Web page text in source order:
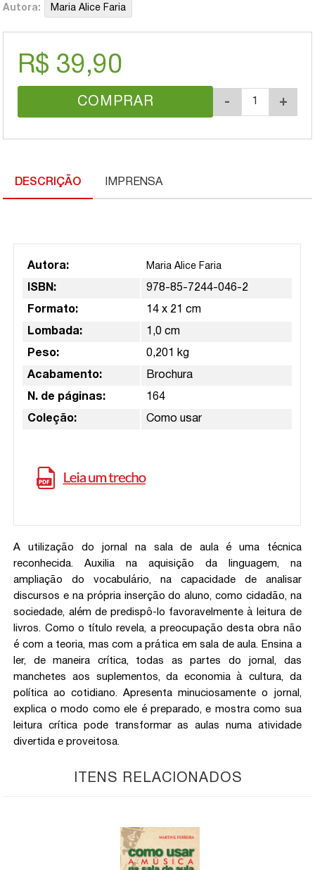
Autora: Maria Alice Faria
R$ 39,90
COMPRAR - +
DESCRIÇÃO IMPRENSA
Autora: Maria Alice Faria
ISBN: 978-85-7244-046-2
Formato: 14 x 21 cm
Lombada: 1,0 cm
Peso: 0,201 kg
Acabamento: Brochura
N. de páginas: 164
Coleção: Como usar
A utilização do jornal na sala de aula é uma técnica
reconhecida. Auxilia na aquisição da linguagem, na
ampliação do vocabulário, na capacidade de analisar
discursos e na própria inserção do aluno, como cidadão, na
sociedade, além de predispô-lo favoravelmente à leitura de
livros. Como o título revela, a preocupação desta obra não
é com a teoria, mas com a prática em sala de aula. Ensina a
ler, de maneira crítica, todas as partes do jornal, das
manchetes aos suplementos, da economia à cultura, da
política ao cotidiano. Apresenta minuciosamente o jornal,
explica o modo como ele é preparado, e mostra como sua
leitura crítica pode transformar as aulas numa atividade
divertida e proveitosa.
ITENS RELACIONADOS